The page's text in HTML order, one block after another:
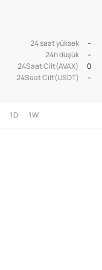
24 saat yüksek
--
24h düşük
--
24Saat Cilt(AVAX)
0
24Saat Cilt(USDT)
--
1D 1W